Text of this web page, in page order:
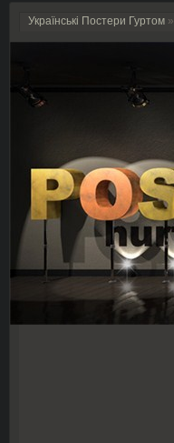
Українські Постери Гуртом »